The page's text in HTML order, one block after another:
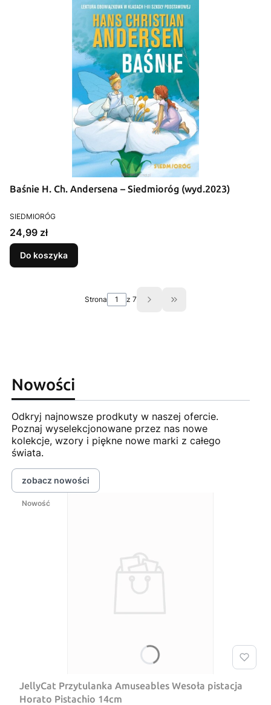
Baśnie H. Ch. Andersena – Siedmioróg (wyd.2023)
PRODUCENT
SIEDMIORÓG
Cena
24,99 zł
Do koszyka
Strona z 7 Przejdź do ostatniej
Nowości
Odkryj najnowsze prodkuty w naszej ofercie.
Poznaj wyselekcjonowane przez nas nowe
kolekcje, wzory i piękne nowe marki z całego
świata.
zobacz nowości
Nowość
JellyCat Przytulanka Amuseables Wesoła pistacja
Horato Pistachio 14cm